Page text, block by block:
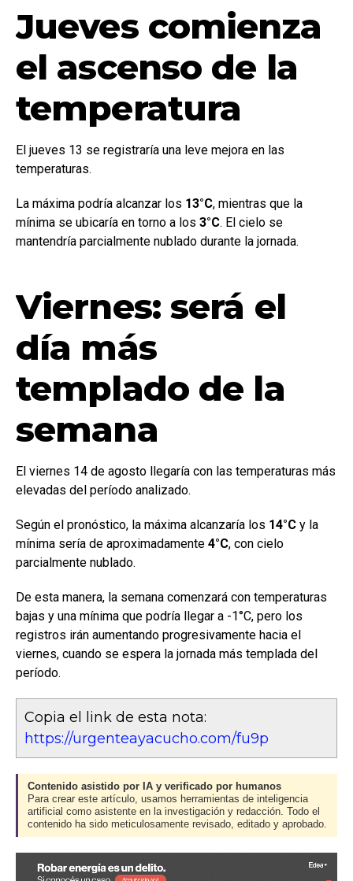
Jueves comienza
el ascenso de la
temperatura
El jueves 13 se registraría una leve mejora en las
temperaturas.
La máxima podría alcanzar los 13°C, mientras que la
mínima se ubicaría en torno a los 3°C. El cielo se
mantendría parcialmente nublado durante la jornada.
Viernes: será el
día más
templado de la
semana
El viernes 14 de agosto llegaría con las temperaturas más
elevadas del período analizado.
Según el pronóstico, la máxima alcanzaría los 14°C y la
mínima sería de aproximadamente 4°C, con cielo
parcialmente nublado.
De esta manera, la semana comenzará con temperaturas
bajas y una mínima que podría llegar a -1°C, pero los
registros irán aumentando progresivamente hacia el
viernes, cuando se espera la jornada más templada del
período.
Copia el link de esta nota:
https://urgenteayacucho.com/fu9p
Contenido asistido por IA y verificado por humanos
Para crear este artículo, usamos herramientas de inteligencia
artificial como asistente en la investigación y redacción. Todo el
contenido ha sido meticulosamente revisado, editado y aprobado.